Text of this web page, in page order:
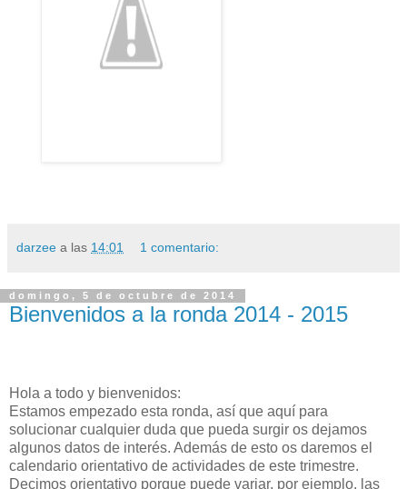
darzee a las 14:01 1 comentario:
domingo, 5 de octubre de 2014
Bienvenidos a la ronda 2014 - 2015
Hola a todo y bienvenidos:
Estamos empezado esta ronda, así que aquí para
solucionar cualquier duda que pueda surgir os dejamos
algunos datos de interés. Además de esto os daremos el
calendario orientativo de actividades de este trimestre.
Decimos orientativo porque puede variar, por ejemplo, las